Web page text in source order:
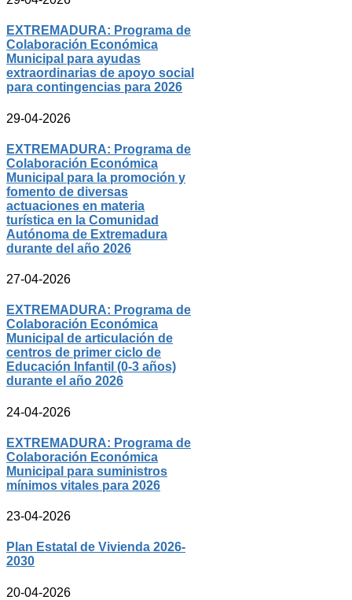
EXTREMADURA: Programa de
Colaboración Económica
Municipal para ayudas
extraordinarias de apoyo social
para contingencias para 2026
29-04-2026
EXTREMADURA: Programa de
Colaboración Económica
Municipal para la promoción y
fomento de diversas
actuaciones en materia
turística en la Comunidad
Autónoma de Extremadura
durante del año 2026
27-04-2026
EXTREMADURA: Programa de
Colaboración Económica
Municipal de articulación de
centros de primer ciclo de
Educación Infantil (0-3 años)
durante el año 2026
24-04-2026
EXTREMADURA: Programa de
Colaboración Económica
Municipal para suministros
mínimos vitales para 2026
23-04-2026
Plan Estatal de Vivienda 2026-
2030
20-04-2026